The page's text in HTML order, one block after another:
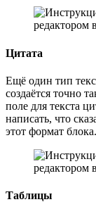
Цитата
Ещё один тип
создаётся точно
поле для текста
написать, что
этот формат блока.
Таблицы